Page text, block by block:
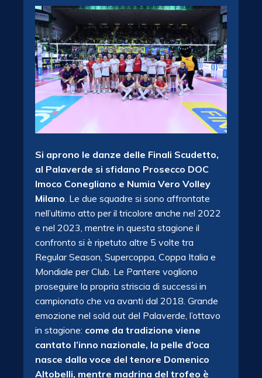
Si aprono le danze delle Finali Scudetto,
al Palaverde si sfidano Prosecco DOC
Imoco Conegliano e Numia Vero Volley
Milano. Le due squadre si sono affrontate
nell’ultimo atto per il tricolore anche nel 2022
e nel 2023, mentre in questa stagione il
confronto si è ripetuto altre 5 volte tra
Regular Season, Supercoppa, Coppa Italia e
Mondiale per Club. Le Pantere vogliono
proseguire la propria striscia di successi in
campionato che va avanti dal 2018. Grande
emozione nel sold out del Palaverde, l’ottavo
in stagione: come da tradizione viene
cantato l’inno nazionale, la pelle d’oca
nasce dalla voce del tenore Domenico
Altobelli, mentre madrina del trofeo è